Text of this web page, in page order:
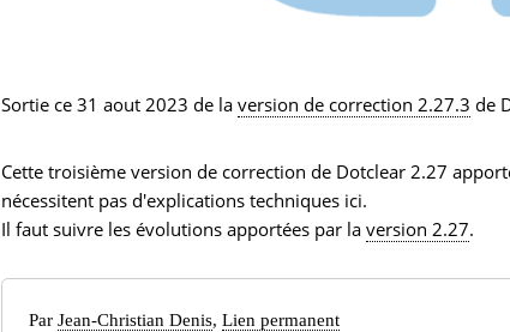
Sortie ce 31 aout 2023 de laversion de correction 2.27.3 de
Cette troisième version de correction de Dotclear 2.27
nécessitent pas d'explications techniques ici.
Il faut suivre les évolutions apportées par laversion 2.27.
ParJean-Christian Denis,Lien permanent